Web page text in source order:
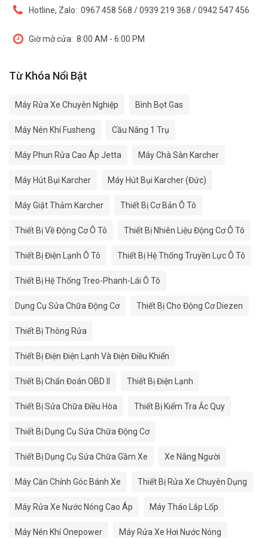
Hotline, Zalo: 0967 458 568 / 0939 219 368 / 0942 547 456
Giờ mở cửa: 8:00 AM - 6:00 PM
Từ Khóa Nổi Bật
Máy Rửa Xe Chuyên Nghiệp Bình Bọt Gas
Máy Nén Khí Fusheng Cầu Nâng 1 Trụ
Máy Phun Rửa Cao Áp Jetta Máy Chà Sàn Karcher
Máy Hút Bụi Karcher Máy Hút Bụi Karcher (Đức)
Máy Giặt Thảm Karcher Thiết Bị Cơ Bản Ô Tô
Thiết Bị Về Động Cơ Ô Tô Thiết Bị Nhiên Liệu Động Cơ Ô Tô
Thiết Bị Điện Lạnh Ô Tô Thiết Bị Hệ Thống Truyền Lực Ô Tô
Thiết Bị Hệ Thống Treo-Phanh-Lái Ô Tô
Dụng Cụ Sửa Chữa Động Cơ Thiết Bị Cho Động Cơ Diezen
Thiết Bị Thông Rửa
Thiết Bị Điện Điện Lạnh Và Điện Điều Khiển
Thiết Bị Chẩn Đoán OBD II Thiết Bị Điện Lạnh
Thiết Bị Sửa Chữa Điều Hòa Thiết Bị Kiểm Tra Ắc Quy
Thiết Bị Dụng Cụ Sửa Chữa Động Cơ
Thiết Bị Dụng Cụ Sửa Chữa Gầm Xe Xe Nâng Người
Máy Căn Chỉnh Góc Bánh Xe Thiết Bị Rửa Xe Chuyên Dụng
Máy Rửa Xe Nước Nóng Cao Áp Máy Tháo Lắp Lốp
Máy Nén Khí Onepower Máy Rửa Xe Hơi Nước Nóng